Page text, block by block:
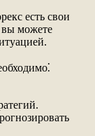
есть свои
вы можете